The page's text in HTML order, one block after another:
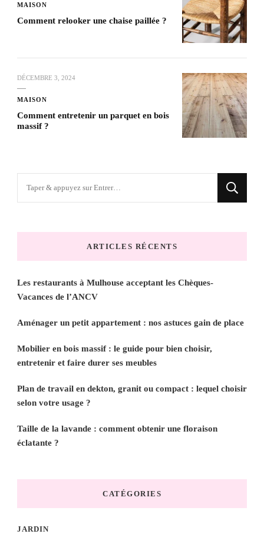
MAISON
Comment relooker une chaise paillée ?
DÉCEMBRE 3, 2024
MAISON
Comment entretenir un parquet en bois
massif ?
chose
ARTICLES RÉCENTS
Les restaurants à Mulhouse acceptant les Chèques-
Vacances de l’ANCV
Aménager un petit appartement : nos astuces gain de place
Mobilier en bois massif : le guide pour bien choisir,
entretenir et faire durer ses meubles
Plan de travail en dekton, granit ou compact : lequel choisir
selon votre usage ?
Taille de la lavande : comment obtenir une floraison
éclatante ?
CATÉGORIES
JARDIN